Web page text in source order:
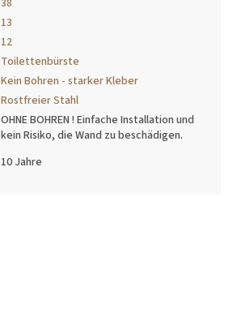
13
12
Toilettenbürste
Kein Bohren - starker Kleber
Rostfreier Stahl
OHNE BOHREN ! Einfache Installation und
kein Risiko, die Wand zu beschädigen.
10 Jahre